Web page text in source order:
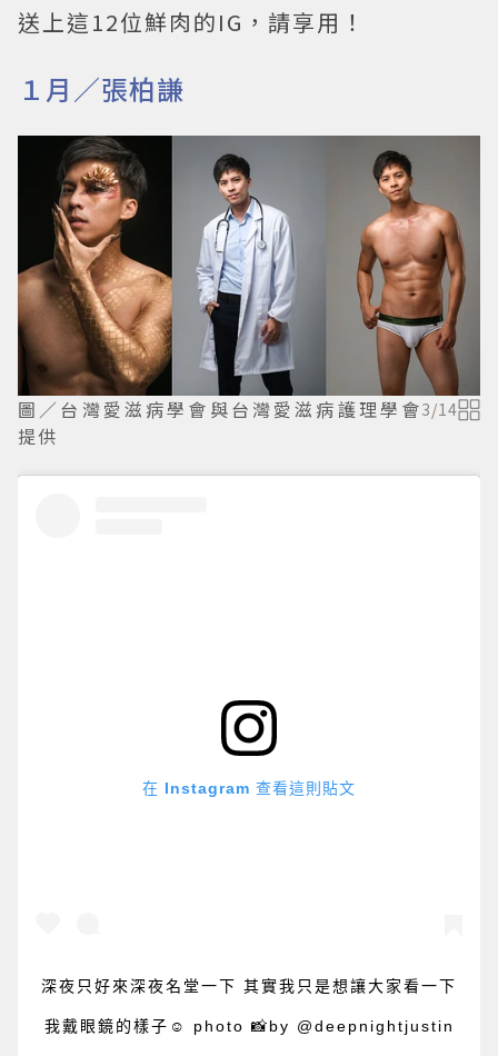
送上這12位鮮肉的IG，請享用！
１月／張柏謙
圖／台灣愛滋病學會與台灣愛滋病護理學會
提供
3/14
在 Instagram 查看這則貼文
深夜只好來深夜名堂一下 其實我只是想讓大家看一下
我戴眼鏡的樣子☺️ photo 📸by @deepnightjustin